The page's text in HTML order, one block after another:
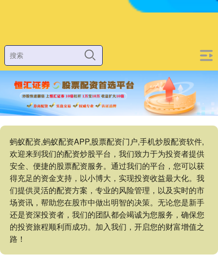
蚂蚁配资,蚂蚁配资APP,股票配资门户,手机炒股配资软件,
欢迎来到我们的配资炒股平台，我们致力于为投资者提供
安全、便捷的股票配资服务。通过我们的平台，您可以获
得充足的资金支持，以小博大，实现投资收益最大化。我
们提供灵活的配资方案，专业的风险管理，以及实时的市
场资讯，帮助您在股市中做出明智的决策。无论您是新手
还是资深投资者，我们的团队都会竭诚为您服务，确保您
的投资旅程顺利而成功。加入我们，开启您的财富增值之
路！